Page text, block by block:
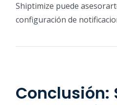
Shiptimize puede
configuración de
Conclusión: